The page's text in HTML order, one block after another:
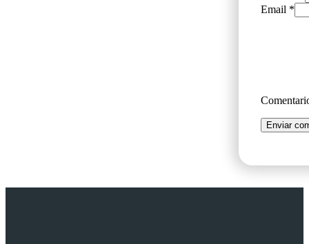
Email *